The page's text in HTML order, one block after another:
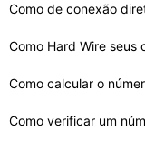
Como se conectar a
Como computadores
Como se conectar
O que é o System
Como de conexão
Como Hard Wire seus
Como calcular o
Como verificar um